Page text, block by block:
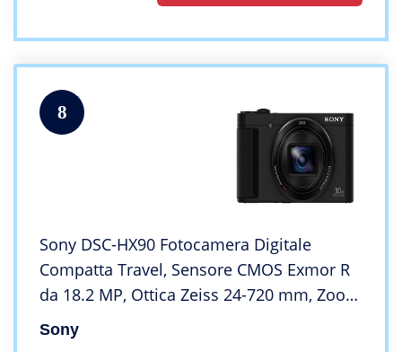
8
Sony DSC-HX90 Fotocamera Digitale
Compatta Travel, Sensore CMOS Exmor R
da 18.2 MP, Ottica Zeiss 24-720 mm, Zoom
Ottico 30x, Mirino OLED Tru-Finder, Nero
Sony